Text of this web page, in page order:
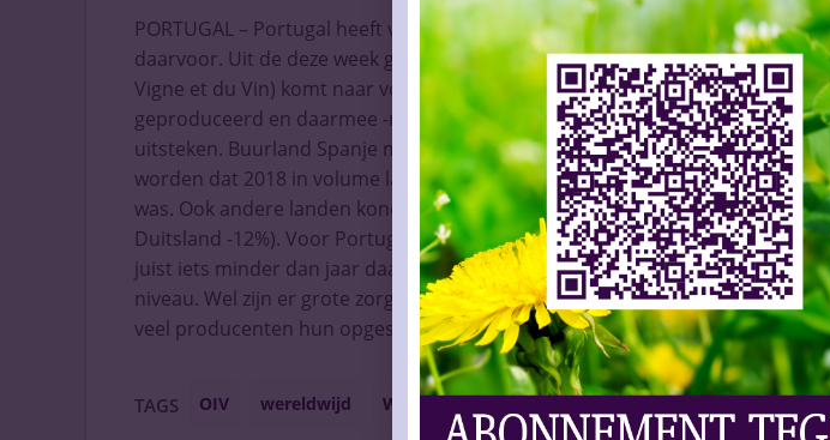
PORTUGAL – Portugal heeft vorig jaar als enige EU-land meer wijn
daarvoor. Uit de deze week gepresenteerde cijfers van de OIV (Organisation
Vigne et du Vin) komt naar voren dat de Portugese wijnboeren vorig jaar
geproduceerd en daarmee -relatief gezien natuurlijk- met kop en schouders
uitsteken. Buurland Spanje moest bijvoorbeeld een kwart inleveren. Daarbij
worden dat 2018 in volume lastig te evenaren was omdat de opbrengst dat
was. Ook andere landen konden in 2019 minder wijn produceren (Frankrijk -
Duitsland -12%). Voor Portugal waren de rollen precies omgedraaid: in 2018
juist iets minder dan jaar daarvoor. Wereldwijd zit het volume van 2019 op
niveau. Wel zijn er grote zorgen over de nabije toekomst; door de sluiting
veel producenten hun opgeslagen wijn niet kwijt.
TAGS OIV wereldwijd Wijncijfers